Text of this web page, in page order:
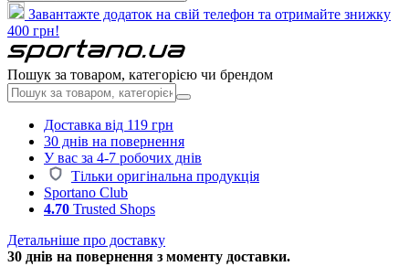
Завантажте додаток на свій телефон та отримайте знижку
400 грн!
Пошук за товаром, категорією чи брендом
Доставка від 119 грн
30 днів на повернення
У вас за 4-7 робочих днів
Тільки оригінальна продукція
Sportano Club
4.70 Trusted Shops
Детальніше про доставку
30 днів на повернення з моменту доставки.